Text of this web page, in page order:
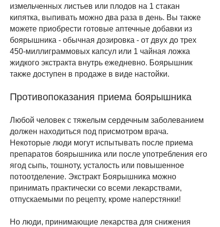
измельченных листьев или плодов на 1 стакан
кипятка, выпивать можно два раза в день. Вы также
можете приобрести готовые аптечные добавки из
боярышника - обычная дозировка - от двух до трех
450-миллиграммовых капсул или 1 чайная ложка
жидкого экстракта внутрь ежедневно. Боярышник
также доступен в продаже в виде настойки.
Противопоказания приема боярышника
Любой человек с тяжелым сердечным заболеванием
должен находиться под присмотром врача.
Некоторые люди могут испытывать после приема
препаратов боярышника или после употребления его
ягод сыпь, тошноту, усталость или повышенное
потоотделение. Экстракт Боярышника можно
принимать практически со всеми лекарствами,
отпускаемыми по рецепту, кроме наперстянки!
Но люди, принимающие лекарства для снижения